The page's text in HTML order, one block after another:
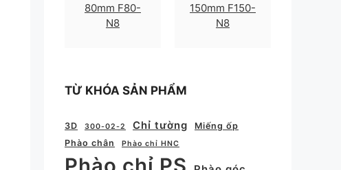
80mm F80-
N8
150mm F150-
N8
TỪ KHÓA SẢN PHẨM
3D 300-02-2 Chỉ tường
Miếng ốp
Phào chân
Phào chỉ HNC